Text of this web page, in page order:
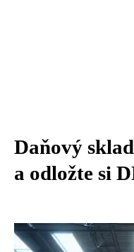
Daňový
a odložte si